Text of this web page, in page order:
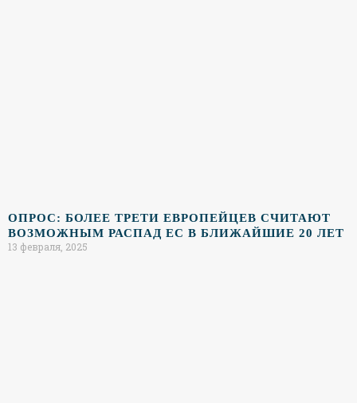
ОПРОС: БОЛЕЕ ТРЕТИ ЕВРОПЕЙЦЕВ СЧИТАЮТ
ВОЗМОЖНЫМ РАСПАД ЕС В БЛИЖАЙШИЕ 20 ЛЕТ
13 февраля, 2025